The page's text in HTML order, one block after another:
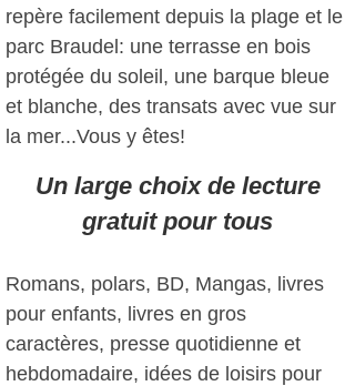
repère facilement depuis la plage et le
parc Braudel: une terrasse en bois
protégée du soleil, une barque bleue
et blanche, des transats avec vue sur
la mer...Vous y êtes!
Un large choix de lecture
gratuit pour tous
Romans, polars, BD, Mangas, livres
pour enfants, livres en gros
caractères, presse quotidienne et
hebdomadaire, idées de loisirs pour